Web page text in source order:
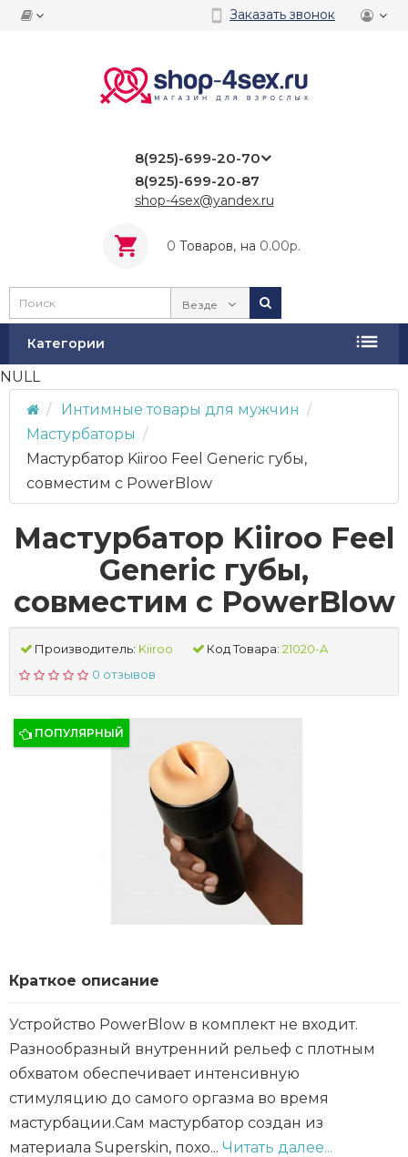
Заказать звонок
8(925)-699-20-70
8(925)-699-20-87
shop-4sex@yandex.ru
0 Tоваров, на 0.00р.
Везде
Категории
NULL
Интимные товары для мужчин
Мастурбаторы
Мастурбатор Kiiroo Feel Generic губы,
совместим с PowerBlow
Мастурбатор Kiiroo Feel
Generic губы,
совместим с PowerBlow
Производитель: Kiiroo Код Товара: 21020-A
0 отзывов
ПОПУЛЯРНЫЙ
Краткое описание
Устройство PowerBlow в комплект не входит.
Разнообразный внутренний рельеф с плотным
обхватом обеспечивает интенсивную
стимуляцию до самого оргазма во время
мастурбации.Сам мастурбатор создан из
материала Superskin, похо... Читать далее...